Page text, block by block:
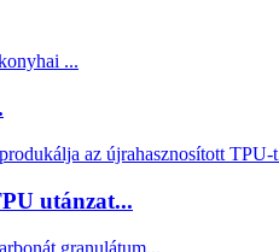
utánzat...